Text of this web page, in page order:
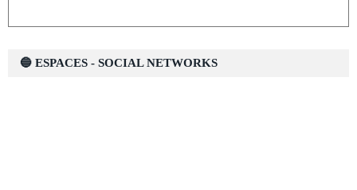
🔵 ESPACES - SOCIAL NETWORKS